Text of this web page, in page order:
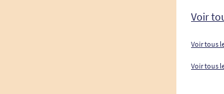
Voir
Voir tous
Voir tous